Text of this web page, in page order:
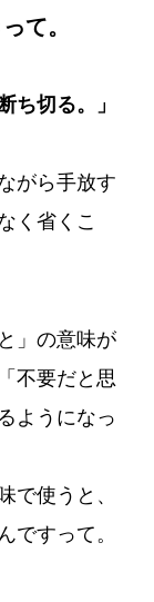
て。
ち切る。」
がら手放す
く省くこ
」の意味が
不要だと思
ようになっ
で使うと、
ですって。